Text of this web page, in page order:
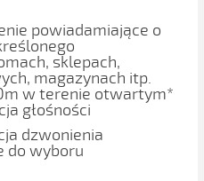
powiadamiające o
sklepach,
magazynach itp.
w terenie otwartym*
głośności
dzwonienia
do wyboru